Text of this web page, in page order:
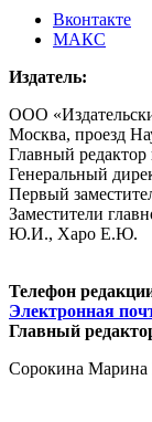
Вконтакте
МАКС
Издатель:
ООО
Москва, проезд
Главный
Генеральный
Первый
Заместители
Ю.И., Харо Е.Ю.
Телефон
Электронная
Главный
Сорокина Марина